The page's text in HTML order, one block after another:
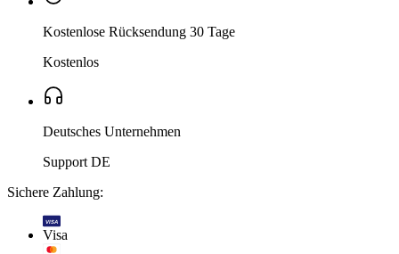
Kostenlose Rücksendung 30 Tage
Kostenlos
Deutsches Unternehmen
Support DE
Sichere Zahlung:
VISA
Visa